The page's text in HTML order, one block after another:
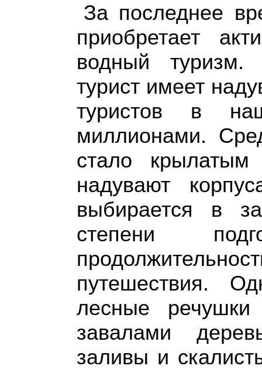
За последнее
приобретает
водный туризм.
турист имеет
туристов в
миллионами.
стало крылатым
надувают
выбирается в
степени
путешествия.
лесные
завалами
заливы и